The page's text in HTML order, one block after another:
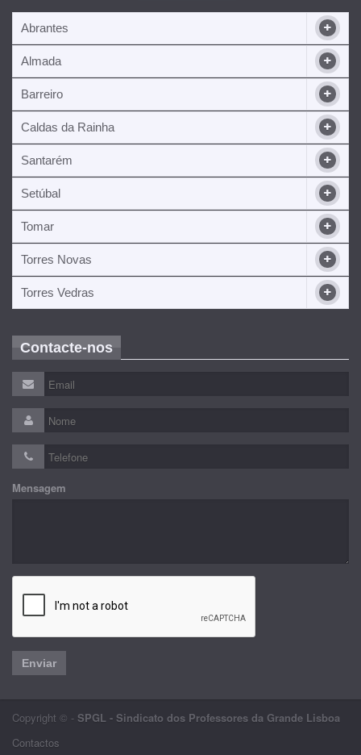
Abrantes
Almada
Barreiro
Caldas da Rainha
Santarém
Setúbal
Tomar
Torres Novas
Torres Vedras
Contacte-nos
Mensagem
Enviar
Copyright © - SPGL - Sindicato dos Professores da Grande Lisboa
Contactos